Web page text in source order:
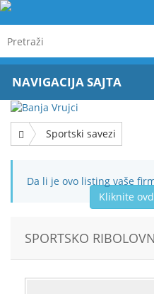
NAVIGACIJA SAJTA
Sportski savezi
Da li je ovo listing vaše
Kliknite
SPORTSKO